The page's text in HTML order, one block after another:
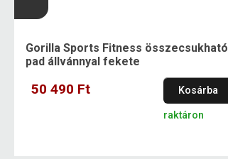
Gorilla Sports Fitness összecsukható
pad állvánnyal fekete
50 490 Ft Kosárba
raktáron